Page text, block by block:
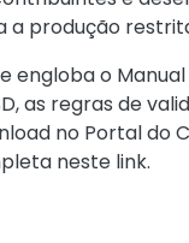
a produção
engloba o
as regras de
no Portal do
neste link.